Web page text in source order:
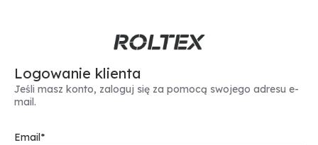
Logowanie klienta
Jeśli masz konto, zaloguj się za pomocą swojego adresu e-
mail.
Email